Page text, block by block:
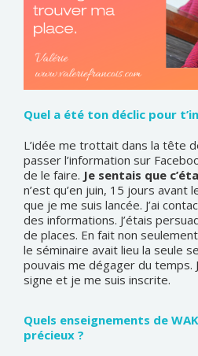
Quel a été ton déclic pour
L’idée me trottait dans la tête
passer l’information sur
de le faire. Je sentais que
n’est qu’en juin, 15 jours avant
que je me suis lancée. J’ai
des informations. J’étais
de places. En fait non
le séminaire avait lieu la seule
pouvais me dégager du temps.
signe et je me suis inscrite.
Quels enseignements de
précieux ?